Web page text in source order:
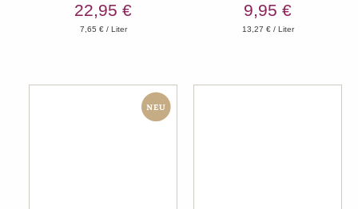
22,95 €
7,65 € / Liter
9,95 €
13,27 € / Liter